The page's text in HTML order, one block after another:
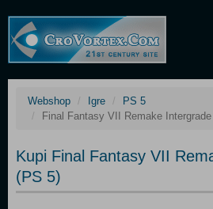
Webshop Igre
PS 5
Final Fantasy VII Remake Intergrade
Kupi Final Fantasy VII
(PS 5)